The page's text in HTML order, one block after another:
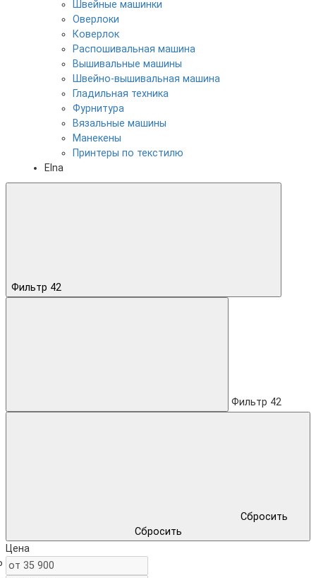
Швейные машинки
Оверлоки
Коверлок
Распошивальная машина
Вышивальные машины
Швейно-вышивальная машина
Гладильная техника
Фурнитура
Вязальные машины
Манекены
Принтеры по текстилю
Elna
Фильтр 42
Фильтр 42
Сбросить
Сбросить
Цена